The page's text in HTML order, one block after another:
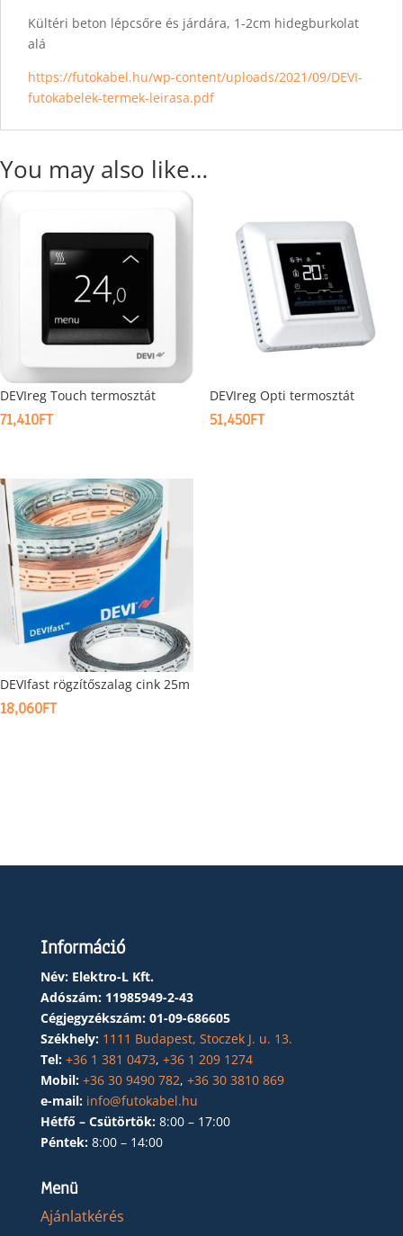
Kültéri beton lépcsőre és járdára, 1-2cm hidegburkolat
alá
https://futokabel.hu/wp-content/uploads/2021/09/DEVI-
futokabelek-termek-leirasa.pdf
You may also like…
DEVIreg Touch termosztát
71,410FT
DEVIreg Opti termosztát
51,450FT
DEVIfast rögzítőszalag cink 25m
18,060FT
Információ
Név: Elektro-L Kft.
Adószám: 11985949-2-43
Cégjegyzékszám: 01-09-686605
Székhely: 1111 Budapest, Stoczek J. u. 13.
Tel: +36 1 381 0473, +36 1 209 1274
Mobil: +36 30 9490 782, +36 30 3810 869
e-mail: info@futokabel.hu
Hétfő – Csütörtök: 8:00 – 17:00
Péntek: 8:00 – 14:00
Menü
Ajánlatkérés